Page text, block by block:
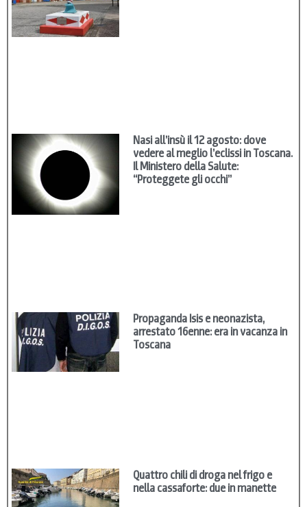
Nasi all’insù il 12 agosto: dove
vedere al meglio l’eclissi in Toscana.
Il Ministero della Salute:
“Proteggete gli occhi”
Propaganda Isis e neonazista,
arrestato 16enne: era in vacanza in
Toscana
Quattro chili di droga nel frigo e
nella cassaforte: due in manette